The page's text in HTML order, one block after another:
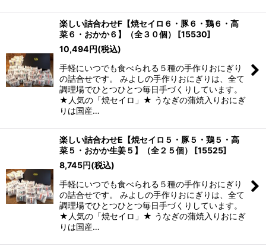
楽しい詰合わせF【焼セイロ６・豚６・鶏６・高
菜６・おかか６】（全３０個）
[15530]
10,494円(税込)
手軽にいつでも食べられる５種の手作りおにぎり
の詰合せです。 みよしの手作りおにぎりは、全て
調理場でひとつひとつ毎日手づくりしています。
★人気の「焼セイロ」★ うなぎの蒲焼入りおにぎ
りは国産…
楽しい詰合わせE【焼セイロ５・豚５・鶏５・高
菜５・おかか生姜５】（全２５個）
[15525]
8,745円(税込)
手軽にいつでも食べられる５種の手作りおにぎり
の詰合せです。 みよしの手作りおにぎりは、全て
調理場でひとつひとつ毎日手づくりしています。
★人気の「焼セイロ」★ うなぎの蒲焼入りおにぎ
りは国産…